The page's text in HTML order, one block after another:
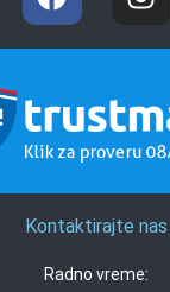
Kontaktirajte nas
Radno vreme: